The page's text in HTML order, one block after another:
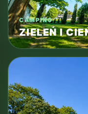
CAMPING
ZIELEŃ I